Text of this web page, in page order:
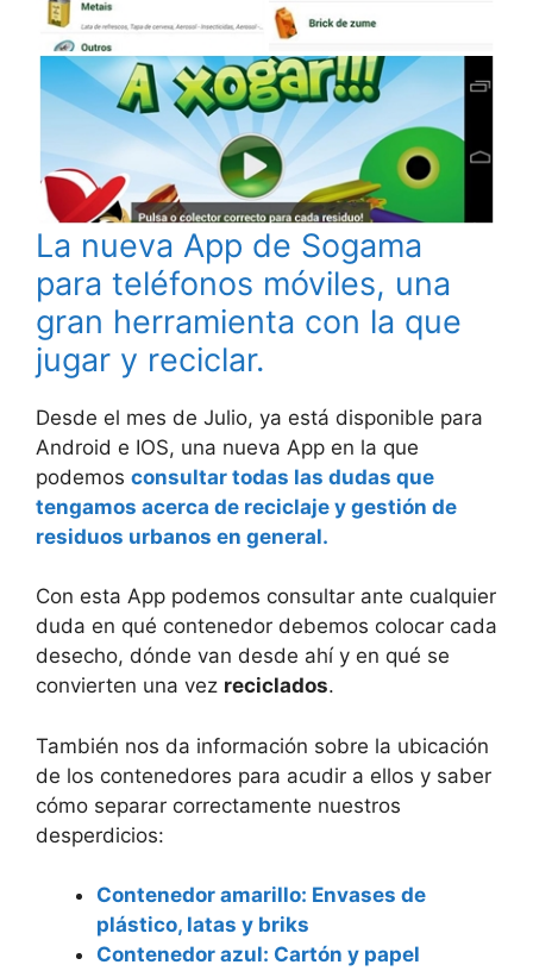
La nueva App de Sogama
para teléfonos móviles, una
gran herramienta con la que
jugar y reciclar.
Desde el mes de Julio, ya está disponible para
Android e IOS, una nueva App en la que
podemos consultar todas las dudas que
tengamos acerca de reciclaje y gestión de
residuos urbanos en general.
Con esta App podemos consultar ante cualquier
duda en qué contenedor debemos colocar cada
desecho, dónde van desde ahí y en qué se
convierten una vez reciclados.
También nos da información sobre la ubicación
de los contenedores para acudir a ellos y saber
cómo separar correctamente nuestros
desperdicios:
Contenedor amarillo: Envases de
plástico, latas y briks
Contenedor azul: Cartón y papel